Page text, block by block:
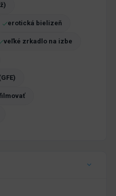
erotická bielizeň
veľké zrkadlo na izbe